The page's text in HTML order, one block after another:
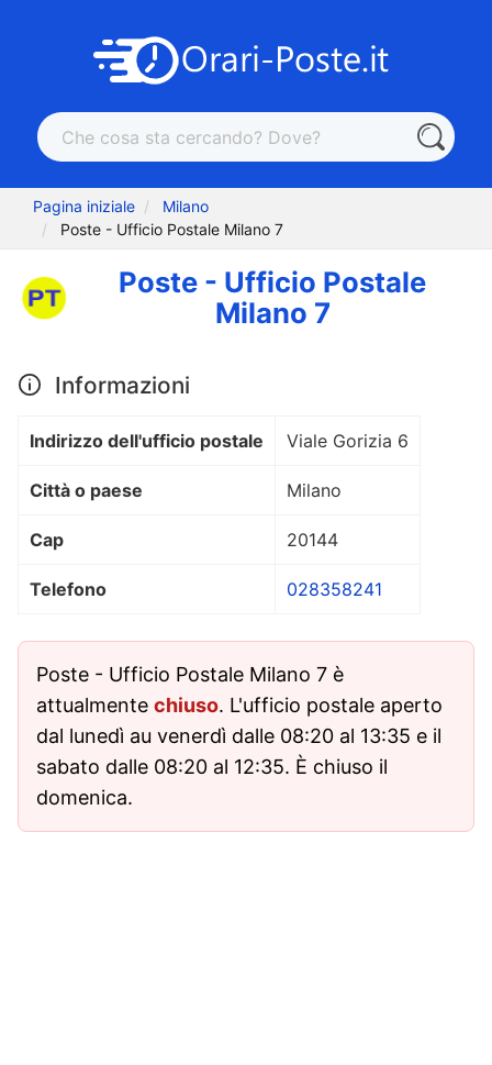
Pagina iniziale
Milano
Poste - Ufficio Postale Milano 7
Poste - Ufficio Postale
Milano 7
Informazioni
Indirizzo dell'ufficio postale Viale Gorizia 6
Città o paese Milano
Cap 20144
Telefono 028358241
Poste - Ufficio Postale Milano 7 è
attualmente chiuso. L'ufficio postale aperto
dal lunedì au venerdì dalle 08:20 al 13:35 e il
sabato dalle 08:20 al 12:35. È chiuso il
domenica.